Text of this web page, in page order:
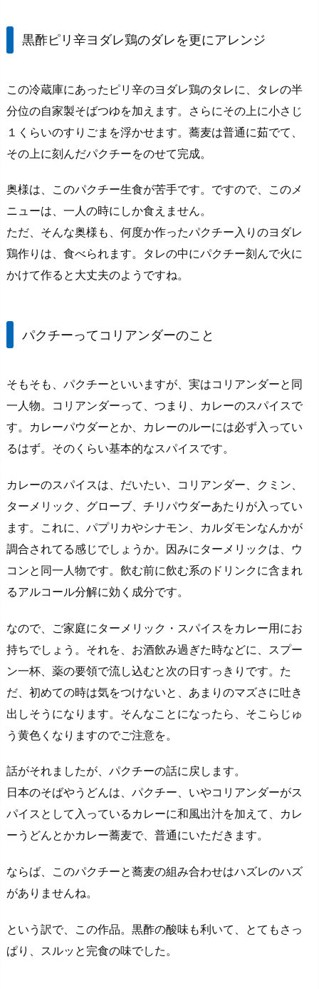
黒酢ピリ辛ヨダレ鶏のダレを更にアレンジ
この冷蔵庫にあったピリ辛のヨダレ鶏のタレに、タレの半
分位の自家製そばつゆを加えます。さらにその上に小さじ
１くらいのすりごまを浮かせます。蕎麦は普通に茹でて、
その上に刻んだパクチーをのせて完成。
奥様は、このパクチー生食が苦手です。ですので、このメ
ニューは、一人の時にしか食えません。
ただ、そんな奥様も、何度か作ったパクチー入りのヨダレ
鶏作りは、食べられます。タレの中にパクチー刻んで火に
かけて作ると大丈夫のようですね。
パクチーってコリアンダーのこと
そもそも、パクチーといいますが、実はコリアンダーと同
一人物。コリアンダーって、つまり、カレーのスパイスで
す。カレーパウダーとか、カレーのルーには必ず入ってい
るはず。そのくらい基本的なスパイスです。
カレーのスパイスは、だいたい、コリアンダー、クミン、
ターメリック、グローブ、チリパウダーあたりが入ってい
ます。これに、パプリカやシナモン、カルダモンなんかが
調合されてる感じでしょうか。因みにターメリックは、ウ
コンと同一人物です。飲む前に飲む系のドリンクに含まれ
るアルコール分解に効く成分です。
なので、ご家庭にターメリック・スパイスをカレー用にお
持ちでしょう。それを、お酒飲み過ぎた時などに、スプー
ン一杯、薬の要領で流し込むと次の日すっきりです。た
だ、初めての時は気をつけないと、あまりのマズさに吐き
出しそうになります。そんなことになったら、そこらじゅ
う黄色くなりますのでご注意を。
話がそれましたが、パクチーの話に戻します。
日本のそばやうどんは、パクチー、いやコリアンダーがス
パイスとして入っているカレーに和風出汁を加えて、カレ
ーうどんとかカレー蕎麦で、普通にいただきます。
ならば、このパクチーと蕎麦の組み合わせはハズレのハズ
がありませんね。
という訳で、この作品。黒酢の酸味も利いて、とてもさっ
ぱり、スルッと完食の味でした。